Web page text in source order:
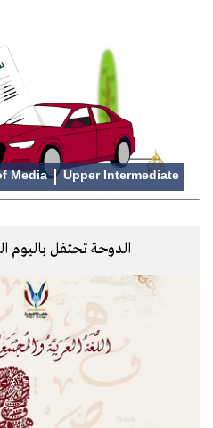
Media Upper Intermediate
الدوحة تحتفل باليوم